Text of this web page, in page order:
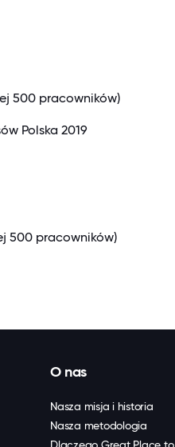
500 pracowników)
Polska 2019
500 pracowników)
O nas
Nasza misja i historia
Nasza metodologia